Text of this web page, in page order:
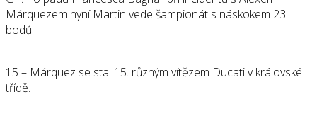
Márquezem nyní Martin vede šampionát s náskokem 23
bodů.
15 – Márquez se stal 15. různým vítězem Ducati v královské
třídě.